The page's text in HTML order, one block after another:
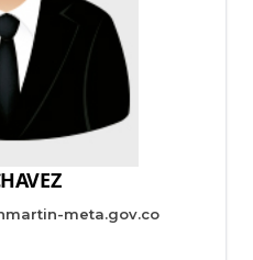
meta.gov.co